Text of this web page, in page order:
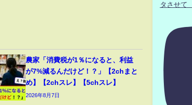
農家「消費税が1％になると、利益
が7%減るんだけど！？」【2chまと
め】【2chスレ】【5chスレ】
2026年8月7日
タさせて